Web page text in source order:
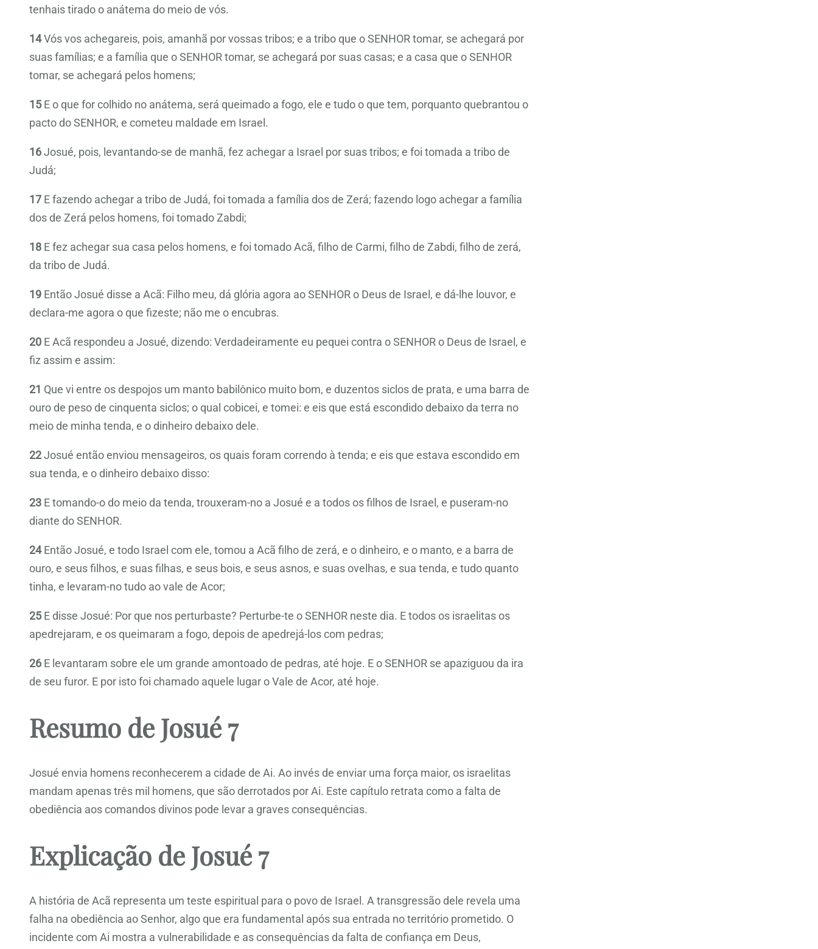
tenhais tirado o anátema do meio de vós.
14Vós vos achegareis, pois, amanhã por vossas tribos; e a tribo que o SENHOR tomar, se achegará por
suas famílias; e a família que o SENHOR tomar, se achegará por suas casas; e a casa que o SENHOR
tomar, se achegará pelos homens;
15 E o que for colhido no anátema, será queimado a fogo, ele e tudo o que tem, porquanto quebrantou o
pacto do SENHOR, e cometeu maldade em Israel.
16Josué, pois, levantando-se de manhã, fez achegar a Israel por suas tribos; e foi tomada a tribo de
Judá;
17 E fazendo achegar a tribo de Judá, foi tomada a família dos de Zerá; fazendo logo achegar a família
dos de Zerá pelos homens, foi tomado Zabdi;
18 E fez achegar sua casa pelos homens, e foi tomado Acã, filho de Carmi, filho de Zabdi, filho de zerá,
da tribo de Judá.
19 Então Josué disse a Acã: Filho meu, dá glória agora ao SENHOR o Deus de Israel, e dá-lhe louvor, e
declara-me agora o que fizeste; não me o encubras.
20 E Acã respondeu a Josué, dizendo: Verdadeiramente eu pequei contra o SENHOR o Deus de Israel, e
fiz assim e assim:
21 Que vi entre os despojos um manto babilônico muito bom, e duzentos siclos de prata, e uma barra de
ouro de peso de cinquenta siclos; o qual cobicei, e tomei: e eis que está escondido debaixo da terra no
meio de minha tenda, e o dinheiro debaixo dele.
22Josué então enviou mensageiros, os quais foram correndo à tenda; e eis que estava escondido em
sua tenda, e o dinheiro debaixo disso:
23 E tomando-o do meio da tenda, trouxeram-no a Josué e a todos os filhos de Israel, e puseram-no
diante do SENHOR.
24Então Josué, e todo Israel com ele, tomou a Acã filho de zerá, e o dinheiro, e o manto, e a barra de
ouro, e seus filhos, e suas filhas, e seus bois, e seus asnos, e suas ovelhas, e sua tenda, e tudo quanto
tinha, e levaram-no tudo ao vale de Acor;
25 E disse Josué: Por que nos perturbaste? Perturbe-te o SENHOR neste dia. E todos os israelitas os
apedrejaram, e os queimaram a fogo, depois de apedrejá-los com pedras;
26 E levantaram sobre ele um grande amontoado de pedras, até hoje. E o SENHOR se apaziguou da ira
de seu furor. E por isto foi chamado aquele lugar o Vale de Acor, até hoje.
Resumo de Josué 7
Josué envia homens reconhecerem a cidade de Ai. Ao invés de enviar uma força maior, os israelitas
mandam apenas três mil homens, que são derrotados por Ai. Este capítulo retrata como a falta de
obediência aos comandos divinos pode levar a graves consequências.
Explicação de Josué 7
A história de Acã representa um teste espiritual para o povo de Israel. A transgressão dele revela uma
falha na obediência ao Senhor, algo que era fundamental após sua entrada no território prometido. O
incidente com Ai mostra a vulnerabilidade e as consequências da falta de confiança em Deus,